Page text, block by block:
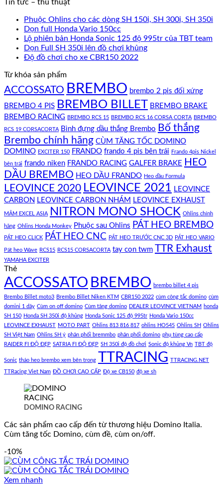
Tin tức – thủ thuật
Phuộc Ohlins cho các dòng SH 150i, SH 300i, SH 350i
Dọn full Honda Vario 150cc
Lộ phiên bản Honda Sonic 125 độ 995tr của TBT team
Dọn Full SH 350i lên đồ chơi khủng
Độ đồ chơi cho xe CBR150 2022
Từ khóa sản phẩm
ACCOSSATO BREMBO brembo 2 pis đối xứng
BREMBO 4 PIS BREMBO BILLET BREMBO BRAKE
BREMBO RACING BREMBO RCS 15 BREMBO RCS 16 CORSA CORTA BREMBO
RCS 19 CORSACORTA Bình đựng dầu thắng Brembo Bố thắng
Brembo chính hãng CÙM TĂNG TỐC DOMINO
DOMINO EXCITER 150 FRANDO frando 4 pis bên trái Frando 4pis Nickel
bên trái frando niken FRANDO RACING GALFER BRAKE HEO
DẦU BREMBO HEO DẦU FRANDO Heo dầu Formula
LEOVINCE 2020 LEOVINCE 2021 LEOVINCE
CARBON LEOVINCE CARBON NHÁM LEOVINCE EXHAUST
MÂM EXCEL ASIA NITRON MONO SHOCK Ohlins chính
hãng Ohlins Honda Monkey Phuộc sau Ohlins PÁT HEO BREMBO
PÁT HEO CLICK PÁT HEO CNC PÁT HEO TRƯỚC CNC 3D PÁT HEO VARIO
Pát heo Wave RCS15 RCS15 CORSACORTA tay con twm TTR Exhaust
YAMAHA EXCITER
Thẻ
ACCOSSATO BREMBO brembo billet 4 pis
Brembo Billet moto3 Brembo Billet Niken KTM CBR150 2022 cùm công tắc domino cùm
domini 1 dây Cùm on off domino Cùm tăng domino DEALER LEOVINCE VIETNAM honda
SH 150 Honda SH 350i độ khủng Honda Sonic 125 độ 995tr Honda Vario 150cc
LEOVINCE EXHAUST MOTO PART Ohlins 813 816 817 ohlins HO545 Ohlins SH Ohlins
SH Việt Nam Ohlins SH ý phân phối bremmbo phân phối domino phụ tùng cao cấp
RAIDER FI ĐỘ ĐẸP SATRIA FI ĐỘ ĐẸP SH 350i độ đồ chơi Sonic độ khủng Vn TBT độ
Sonic tháo heo brembo xem bên trong TTRACING TTRACING.NET
TTRacing Viet Nam ĐỒ CHƠI CAO CẤP Độ xe CB150 độ xe sh
DOMINO RACING
Các sản phẩm cao cấp đến từ thương hiệu Domino Italia.
Cùm tăng tốc Domino, cùm đề, cùm on/off.
-10%
Xem nhanh